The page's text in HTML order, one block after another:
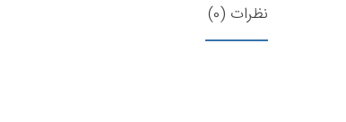
نظرات (0)